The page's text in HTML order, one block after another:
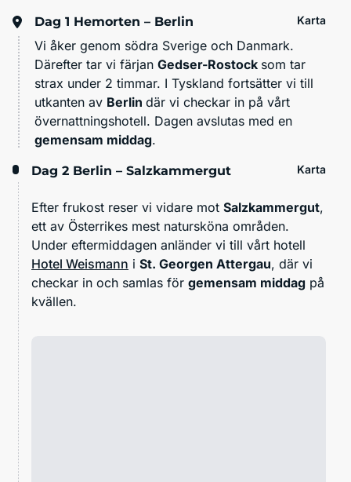
Dag 1 Hemorten – Berlin Karta
Vi åker genom södra Sverige och Danmark.
Därefter tar vi färjan Gedser-Rostock som tar
strax under 2 timmar. I Tyskland fortsätter vi till
utkanten av Berlin där vi checkar in på vårt
övernattningshotell. Dagen avslutas med en
gemensam middag.
Dag 2 Berlin – Salzkammergut Karta
Efter frukost reser vi vidare mot Salzkammergut,
ett av Österrikes mest natursköna områden.
Under eftermiddagen anländer vi till vårt hotell
Hotel Weismann i St. Georgen Attergau, där vi
checkar in och samlas för gemensam middag på
kvällen.